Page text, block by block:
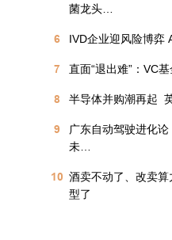
菌龙头…
6 IVD企业迎风险博弈
7 直面“退出难”：VC
8 半导体并购潮再起
9
广东自动驾驶进化论
未…
10 酒卖不动了、改卖
型了